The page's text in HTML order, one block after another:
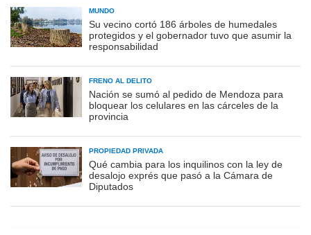
MUNDO
Su vecino cortó 186 árboles de humedales
protegidos y el gobernador tuvo que asumir la
responsabilidad
FRENO AL DELITO
Nación se sumó al pedido de Mendoza para
bloquear los celulares en las cárceles de la
provincia
PROPIEDAD PRIVADA
Qué cambia para los inquilinos con la ley de
desalojo exprés que pasó a la Cámara de
Diputados